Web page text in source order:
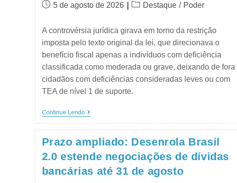
5 de agosto de 2026 Destaque / Poder
A controvérsia jurídica girava em torno da restrição
imposta pelo texto original da lei, que direcionava o
benefício fiscal apenas a indivíduos com deficiência
classificada como moderada ou grave, deixando de fora
cidadãos com deficiências consideradas leves ou com
TEA de nível 1 de suporte.
Continue Lendo
Prazo ampliado: Desenrola Brasil
2.0 estende negociações de dívidas
bancárias até 31 de agosto